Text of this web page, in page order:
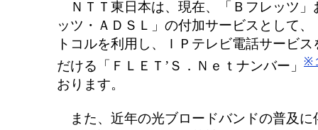
ＮＴＴ東日本は、現在、「Ｂフレッツ」
ッツ・ＡＤＳＬ」の付加サービスとして、
トコルを利用し、ＩＰテレビ電話サービ
だける「ＦＬＥＴ’Ｓ．Ｎｅｔナンバー」
※
おります。
また、近年の光ブロードバンドの普及に